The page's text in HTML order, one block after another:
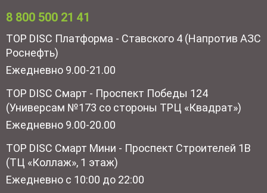
8 800 500 21 41
TOP DISC Платформа - Ставского 4 (Напротив АЗС
Роснефть)
Ежедневно 9.00-21.00
TOP DISC Смарт - Проспект Победы 124
(Универсам №173 со стороны ТРЦ «Квадрат»)
Ежедневно 9.00-20.00
TOP DISC Смарт Мини - Проспект Строителей 1В
(ТЦ «Коллаж», 1 этаж)
Ежедневно с 10:00 до 22:00